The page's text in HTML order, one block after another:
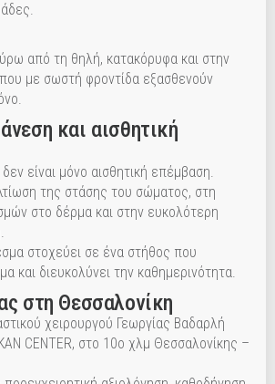
από τη θηλή, κατακόρυφα και στην
με σωστή φροντίδα εξασθενούν
και αισθητική
είναι μόνο αισθητική επέμβαση.
της στάσης του σώματος, στη
στο δέρμα και στην ευκολότερη
στοχεύει σε ένα στήθος που
και διευκολύνει την καθημερινότητα.
στη Θεσσαλονίκη
χειρουργού Γεωργίας Βαδαρλή
CENTER, στο 10ο χλμ Θεσσαλονίκης –